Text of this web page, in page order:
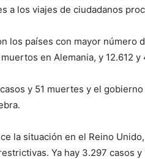
a los viajes de ciudadanos
los países con mayor número
en Alemania, y 12.612
y 51 muertes y el
la situación en el Reino
Ya hay 3.297 casos